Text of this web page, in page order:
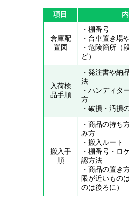
項目
倉庫配
置図
・棚番号
・台車置き場
・危険箇所（
ど）
入荷検
品手順
・発注書や納
法
・ハンディタ
方
・破損・汚損
搬入手
順
・商品の持ち
み方
・搬入ルート
・棚番号・ロ
認方法
・商品の置き
限が近いもの
のは後ろに）